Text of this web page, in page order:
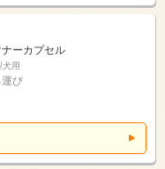
ーカプセル
用
び